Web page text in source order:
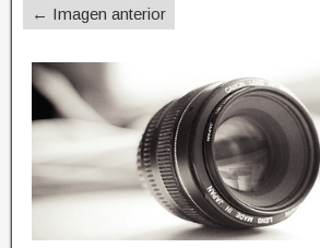
← Imagen anterior